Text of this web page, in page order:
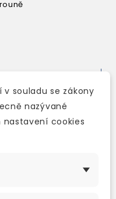
souladu se zákony
nazývané
nastavení cookies